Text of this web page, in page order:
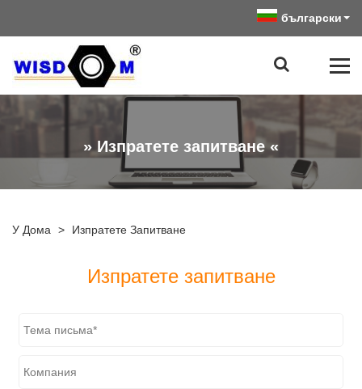
български
» Изпратете запитване «
У Дома > Изпратете Запитване
Изпратете запитване